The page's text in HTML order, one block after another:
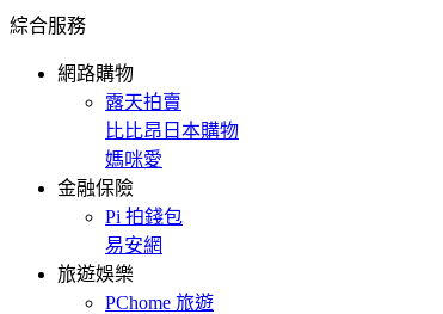
綜合服務
網路購物
露天拍賣
比比昂日本購物
媽咪愛
金融保險
Pi 拍錢包
易安網
旅遊娛樂
PChome 旅遊